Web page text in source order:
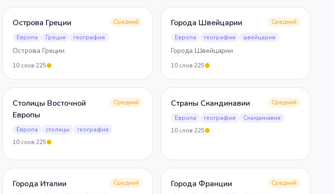
Острова Греции
Средний
Европа
Греция география
Острова Греции
10 слов·225
Города Швейцарии
Средний
Европа
география швейцария
Города Швейцарии
10 слов·225
Столицы Восточной
Европы
Средний
Европа столицы
география
10 слов·225
Страны Скандинавии
Средний
Европа
география
Скандинавия
10 слов·225
Города Италии
Средний
Города Франции
Средний